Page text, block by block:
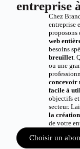
entreprise
Chez
entreprise
proposons
web
besoins
breuillet.
ou une
concevoir
facile à
objectifs et
secteur.
la création
de votre
Choisir un